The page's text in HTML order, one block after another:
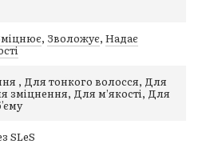
, Зволожує, Надає
, Для тонкого волосся, Для
Для м’якості, Для
SLeS